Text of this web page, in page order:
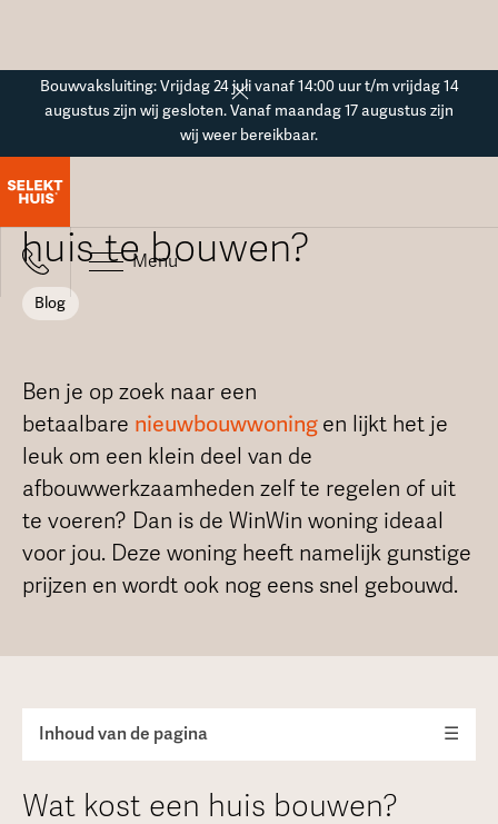
Bouwvaksluiting: Vrijdag 24 juli vanaf 14:00 uur t/m vrijdag 14
augustus zijn wij gesloten. Vanaf maandag 17 augustus zijn
wij weer bereikbaar.
Menu
Blogoverzicht
Hoeveel kost het om een
huis te bouwen?
Blog
Ben je op zoek naar een
betaalbare nieuwbouwwoning en lijkt het je
leuk om een klein deel van de
afbouwwerkzaamheden zelf te regelen of uit
te voeren? Dan is de WinWin woning ideaal
voor jou. Deze woning heeft namelijk gunstige
prijzen en wordt ook nog eens snel gebouwd.
Inhoud van de pagina ☰
Wat kost een huis bouwen?